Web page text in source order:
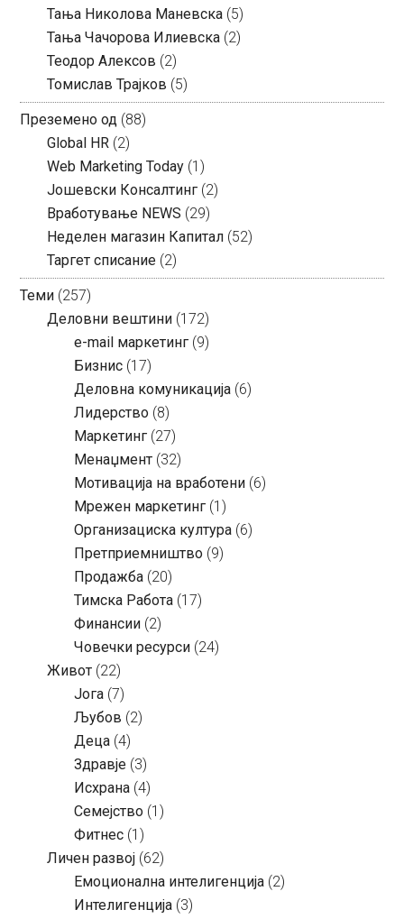
Тања Николова Маневска (5)
Тања Чачорова Илиевска (2)
Теодор Алексов (2)
Томислав Трајков (5)
Преземено од (88)
Global HR (2)
Web Marketing Today (1)
Јошевски Консалтинг (2)
Вработување NEWS (29)
Неделен магазин Капитал (52)
Таргет списание (2)
Теми (257)
Деловни вештини (172)
e-mail маркетинг (9)
Бизнис (17)
Деловна комуникација (6)
Лидерство (8)
Маркетинг (27)
Менаџмент (32)
Мотивација на вработени (6)
Мрежен маркетинг (1)
Организациска култура (6)
Претприемништво (9)
Продажба (20)
Тимска Работа (17)
Финансии (2)
Човечки ресурси (24)
Живот (22)
Јога (7)
Љубов (2)
Деца (4)
Здравје (3)
Исхрана (4)
Семејство (1)
Фитнес (1)
Личен развој (62)
Емоционална интелигенција (2)
Интелигенција (3)